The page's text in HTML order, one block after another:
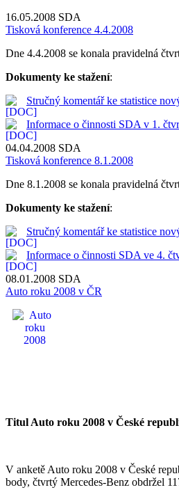
16.05.2008 SDA
Tisková konference 4.4.2008
Dne 4.4.2008 se konala pravidelná
Dokumenty ke stažení:
Stručný komentář ke statistice
Informace o činnosti SDA v 1.
04.04.2008 SDA
Tisková konference 8.1.2008
Dne 8.1.2008 se konala pravidelná
Dokumenty ke stažení:
Stručný komentář ke statistice
Informace o činnosti SDA ve 4.
08.01.2008 SDA
Auto roku 2008 v ČR
Titul Auto roku 2008 v České
V anketě Auto roku 2008 v České
body, čtvrtý Mercedes-Benz obdržel